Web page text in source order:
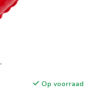
Op voorraad